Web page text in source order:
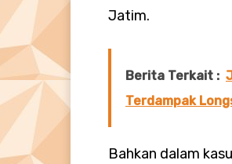
Jatim.
Berita Terkait :
Terdampak
Bahkan dalam